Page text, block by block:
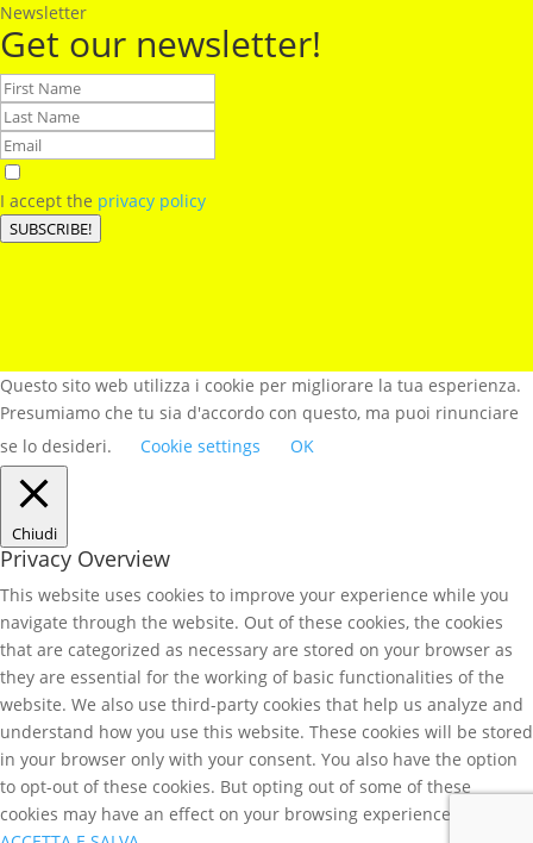
Newsletter
Get our newsletter!
I accept the privacy policy
SUBSCRIBE!
Questo sito web utilizza i cookie per migliorare la tua esperienza.
Presumiamo che tu sia d'accordo con questo, ma puoi rinunciare
se lo desideri.
Cookie settings OK
Chiudi
Privacy Overview
This website uses cookies to improve your experience while you
navigate through the website. Out of these cookies, the cookies
that are categorized as necessary are stored on your browser as
they are essential for the working of basic functionalities of the
website. We also use third-party cookies that help us analyze and
understand how you use this website. These cookies will be stored
in your browser only with your consent. You also have the option
to opt-out of these cookies. But opting out of some of these
cookies may have an effect on your browsing experience.